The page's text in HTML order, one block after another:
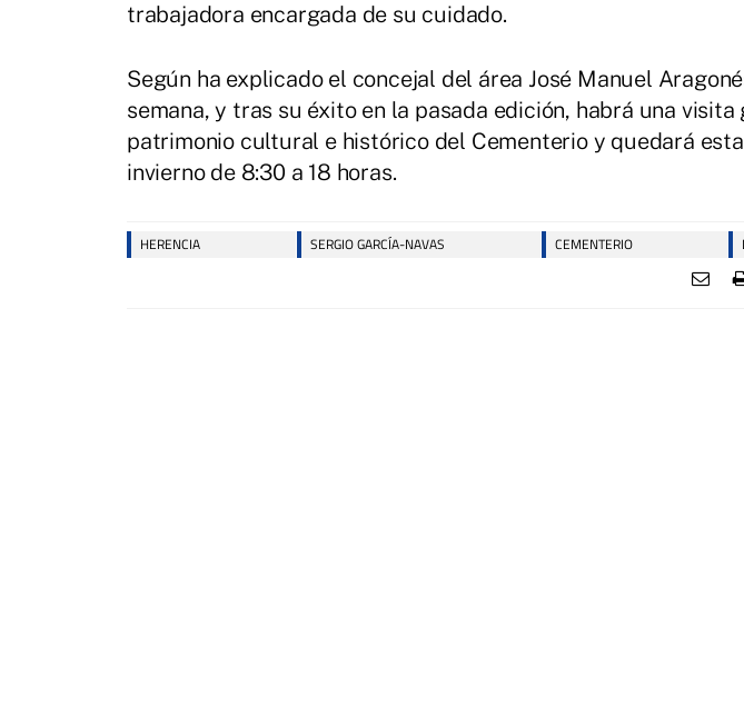
trabajadora encargada de su cuidado.
Según ha explicado el concejal del área José Manuel
semana, y tras su éxito en la pasada edición, habrá una
patrimonio cultural e histórico del Cementerio y quedará
invierno de 8:30 a 18 horas.
HERENCIA SERGIO GARCÍA-NAVAS CEMENTERIO